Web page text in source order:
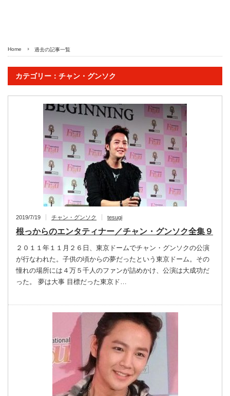
Home 過去の記事一覧
カテゴリー：チャン・グンソク
2019/7/19 チャン・グンソク tesugi
根っからのエンタティナー／チャン・グンソク全集９
２０１１年１１月２６日、東京ドームでチャン・グンソクの公演
が行なわれた。子供の頃からの夢だったという東京ドーム。その
憧れの場所には４万５千人のファンが詰めかけ、公演は大成功だ
った。 夢は大事 目標だった東京ド…